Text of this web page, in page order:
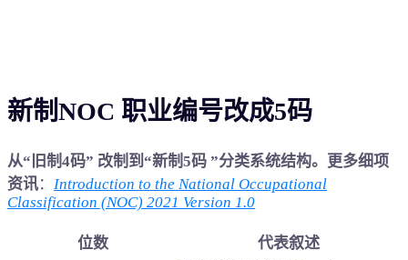
新制NOC 职业编号改成5码
从“旧制4码” 改制到“新制5码 ”分类系统结构。更多细项
资讯： Introduction to the National Occupational
Classification (NOC) 2021 Version 1.0
位数 代表叙述